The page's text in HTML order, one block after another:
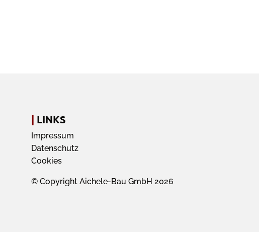
| LINKS
Impressum
Datenschutz
Cookies
© Copyright Aichele-Bau GmbH 2026